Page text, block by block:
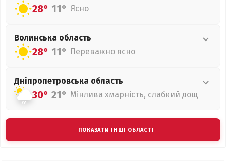
28° 11° Ясно
Волинська область
28° 11° Переважно ясно
Дніпропетровська область
30° 21° Мінлива хмарність, слабкий дощ
ПОКАЗАТИ ІНШІ ОБЛАСТІ